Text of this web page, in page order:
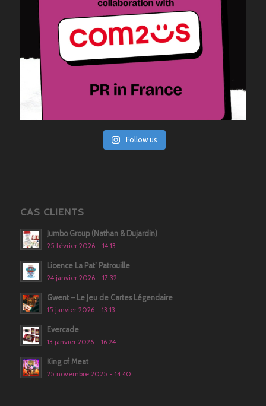
Follow us
CAS CLIENTS
Jumbo Group (Nathan & Dujardin)
25 février 2026 - 14:13
Licence La Pat’ Patrouille
24 janvier 2026 - 17:32
Gwent – Le Jeu de Cartes Légendaire
15 janvier 2026 - 13:13
Evercade
13 janvier 2026 - 16:24
King of Meat
25 novembre 2025 - 14:40